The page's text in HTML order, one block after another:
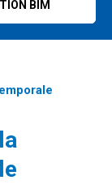
BIM